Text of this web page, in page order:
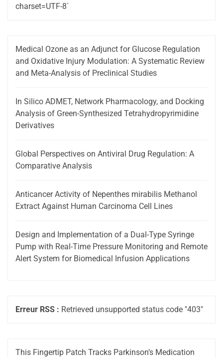
charset=UTF-8`
Medical Ozone as an Adjunct for Glucose Regulation
and Oxidative Injury Modulation: A Systematic Review
and Meta-Analysis of Preclinical Studies
In Silico ADMET, Network Pharmacology, and Docking
Analysis of Green-Synthesized Tetrahydropyrimidine
Derivatives
Global Perspectives on Antiviral Drug Regulation: A
Comparative Analysis
Anticancer Activity of Nepenthes mirabilis Methanol
Extract Against Human Carcinoma Cell Lines
Design and Implementation of a Dual-Type Syringe
Pump with Real-Time Pressure Monitoring and Remote
Alert System for Biomedical Infusion Applications
Erreur RSS : Retrieved unsupported status code "403"
This Fingertip Patch Tracks Parkinson’s Medication